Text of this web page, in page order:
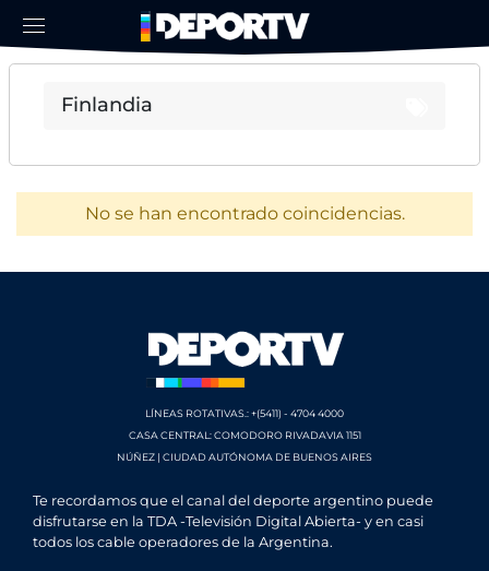
No se han encontrado coincidencias.
LÍNEAS ROTATIVAS.: +(5411) - 4704 4000
CASA CENTRAL: COMODORO RIVADAVIA 1151
NÚÑEZ | CIUDAD AUTÓNOMA DE BUENOS AIRES
Te recordamos que el canal del deporte argentino puede
disfrutarse en la TDA -Televisión Digital Abierta- y en casi
todos los cable operadores de la Argentina.